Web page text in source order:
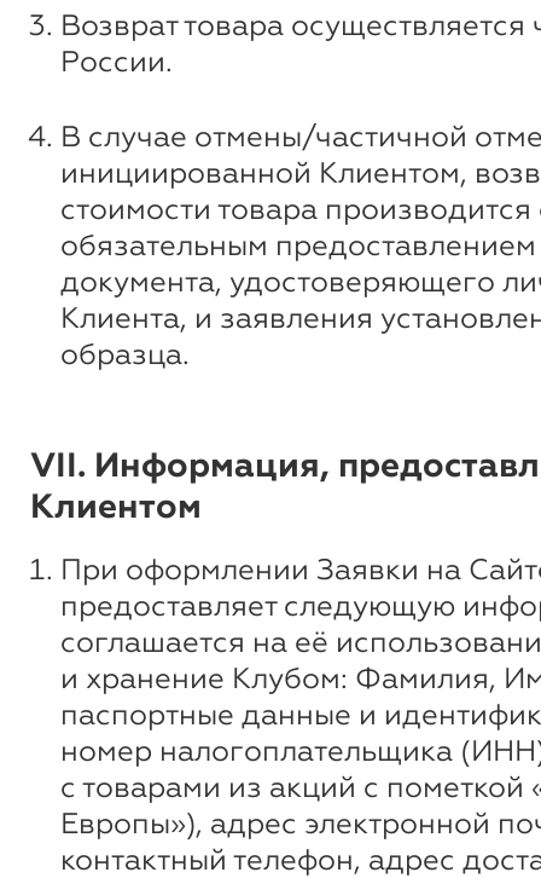
Возврат товара осуществляется
России.
В случае отмены/частичной
инициированной Клиентом,
стоимости товара производится
обязательным
документа, удостоверяющего
Клиента, и заявления
образца.
VII. Информация,
Клиентом
При оформлении Заявки на
предоставляет следующую
соглашается на её
и хранение Клубом: Фамилия,
паспортные данные и
номер налогоплательщика
с товарами из акций с пометкой
Европы»), адрес электронной
контактный телефон, адрес